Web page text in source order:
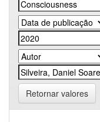
Retornar valores